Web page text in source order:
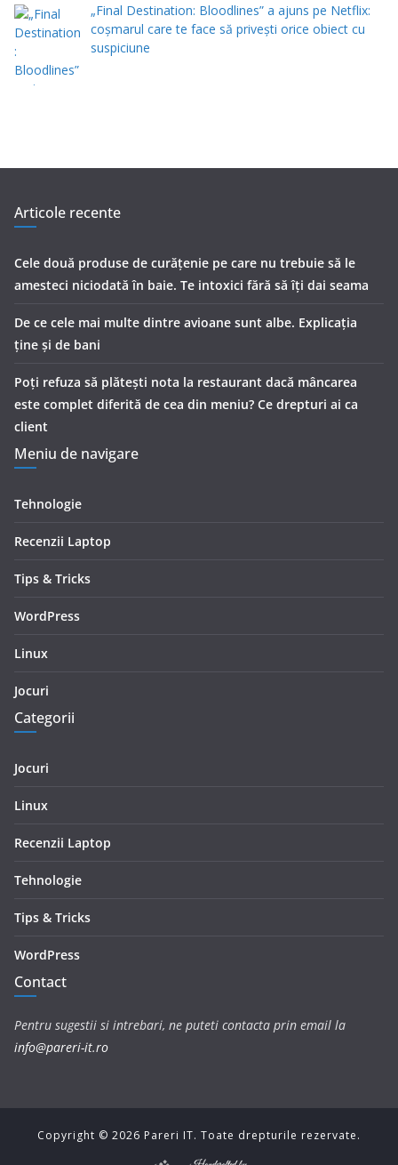
„Final Destination: Bloodlines” a ajuns pe Netflix:
coșmarul care te face să privești orice obiect cu
suspiciune
Articole recente
Cele două produse de curăţenie pe care nu trebuie să le
amesteci niciodată în baie. Te intoxici fără să îţi dai seama
De ce cele mai multe dintre avioane sunt albe. Explicația
ține și de bani
Poți refuza să plătești nota la restaurant dacă mâncarea
este complet diferită de cea din meniu? Ce drepturi ai ca
client
Meniu de navigare
Tehnologie
Recenzii Laptop
Tips & Tricks
WordPress
Linux
Jocuri
Categorii
Jocuri
Linux
Recenzii Laptop
Tehnologie
Tips & Tricks
WordPress
Contact
Pentru sugestii si intrebari, ne puteti contacta prin email la
info@pareri-it.ro
Copyright © 2026 Pareri IT. Toate drepturile rezervate.